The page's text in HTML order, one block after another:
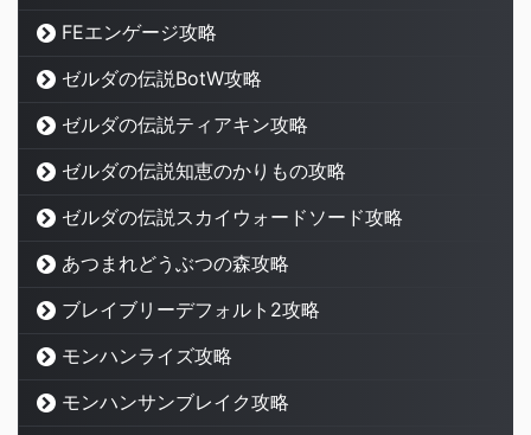
FEエンゲージ攻略
ゼルダの伝説BotW攻略
ゼルダの伝説ティアキン攻略
ゼルダの伝説知恵のかりもの攻略
ゼルダの伝説スカイウォードソード攻略
あつまれどうぶつの森攻略
ブレイブリーデフォルト2攻略
モンハンライズ攻略
モンハンサンブレイク攻略